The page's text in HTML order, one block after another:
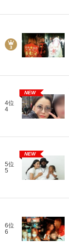
4位
4
NEW
5位
5
NEW
6位
6